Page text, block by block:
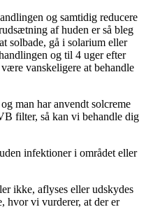
og samtidig reducere
af huden er så bleg
solbade, gå i solarium eller
og til 4 uger efter
vanskeligere at behandle
man har anvendt solcreme
filter, så kan vi behandle dig
infektioner i området eller
ikke, aflyses eller udskydes
hvor vi vurderer, at der er